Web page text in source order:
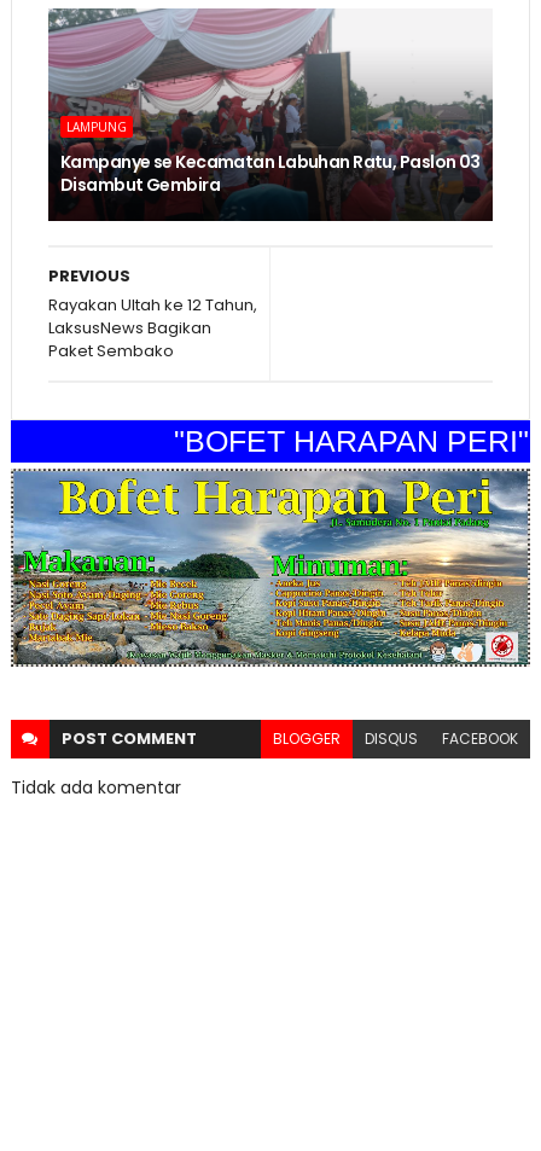
LAMPUNG
Kampanye se Kecamatan Labuhan Ratu, Paslon 03
Disambut Gembira
PREVIOUS
Rayakan Ultah ke 12 Tahun,
LaksusNews Bagikan
Paket Sembako
"BOFET HARAPAN PERI"
POST COMMENT BLOGGER DISQUS FACEBOOK
Tidak ada komentar